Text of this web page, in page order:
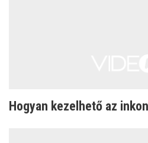
Hogyan kezelhető az